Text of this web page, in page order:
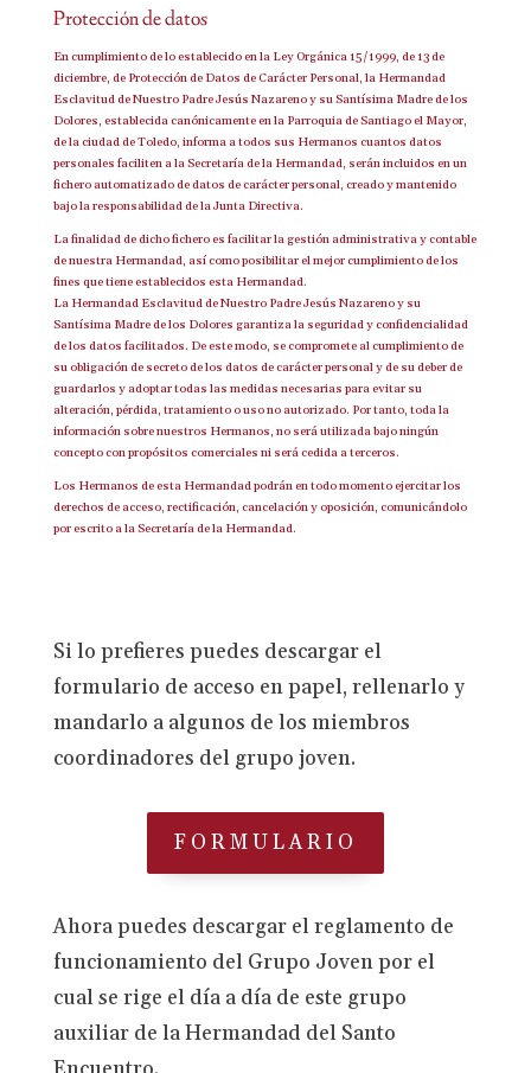
Protección de datos
En cumplimiento de lo establecido en la Ley Orgánica 15/1999, de 13 de
diciembre, de Protección de Datos de Carácter Personal, la Hermandad
Esclavitud de Nuestro Padre Jesús Nazareno y su Santísima Madre de los
Dolores, establecida canónicamente en la Parroquia de Santiago el Mayor,
de la ciudad de Toledo, informa a todos sus Hermanos cuantos datos
personales faciliten a la Secretaría de la Hermandad, serán incluidos en un
fichero automatizado de datos de carácter personal, creado y mantenido
bajo la responsabilidad de la Junta Directiva.
La finalidad de dicho fichero es facilitar la gestión administrativa y contable
de nuestra Hermandad, así como posibilitar el mejor cumplimiento de los
fines que tiene establecidos esta Hermandad.
La Hermandad Esclavitud de Nuestro Padre Jesús Nazareno y su
Santísima Madre de los Dolores garantiza la seguridad y confidencialidad
de los datos facilitados. De este modo, se compromete al cumplimiento de
su obligación de secreto de los datos de carácter personal y de su deber de
guardarlos y adoptar todas las medidas necesarias para evitar su
alteración, pérdida, tratamiento o uso no autorizado. Por tanto, toda la
información sobre nuestros Hermanos, no será utilizada bajo ningún
concepto con propósitos comerciales ni será cedida a terceros.
Los Hermanos de esta Hermandad podrán en todo momento ejercitar los
derechos de acceso, rectificación, cancelación y oposición, comunicándolo
por escrito a la Secretaría de la Hermandad.
Si lo prefieres puedes descargar el
formulario de acceso en papel, rellenarlo y
mandarlo a algunos de los miembros
coordinadores del grupo joven.
FORMULARIO
Ahora puedes descargar el reglamento de
funcionamiento del Grupo Joven por el
cual se rige el día a día de este grupo
auxiliar de la Hermandad del Santo